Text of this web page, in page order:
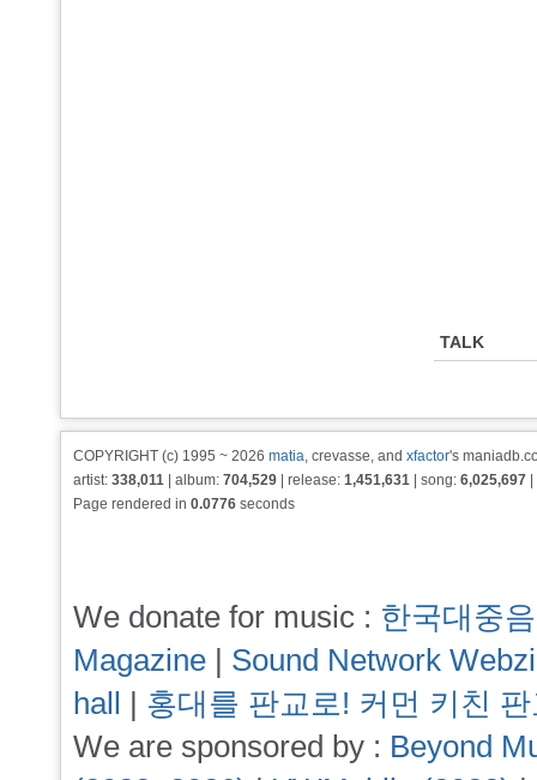
TALK
COPYRIGHT (c) 1995 ~ 2026 matia, crevasse, and xfactor's
artist: 338,011 | album: 704,529 | release: 1,451,631 | song: 6,025,697
Page rendered in 0.0776 seconds
We donate for music : 한국대중
Magazine | Sound Network
hall | 홍대를 판교로! 커먼 키친
We are sponsored by : Beyond